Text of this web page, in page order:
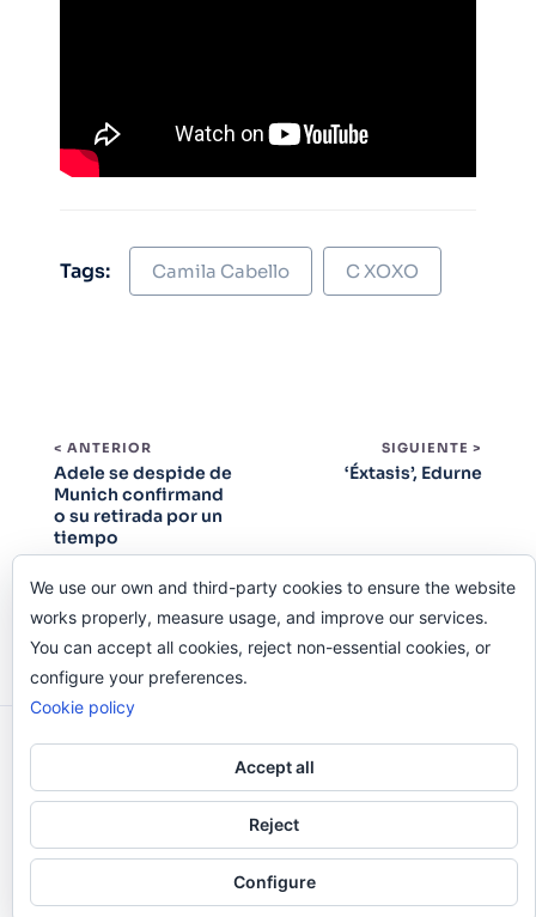
Tags: Camila Cabello C XOXO
< ANTERIOR
Adele se despide de
Munich confirmand
o su retirada por un
tiempo
SIGUIENTE >
‘Éxtasis’, Edurne
Odi O'Malley © 2016-2025. Todos Los Derechos
Reservados.
We use our own and third-party cookies to ensure the website
works properly, measure usage, and improve our services.
You can accept all cookies, reject non-essential cookies, or
configure your preferences.
Cookie policy
Accept all
Reject
Configure